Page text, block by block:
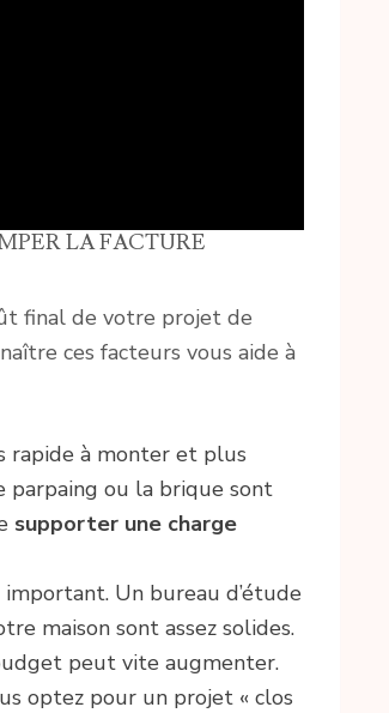
LA FACTURE
final de votre projet de
ces facteurs vous aide à
rapide à monter et plus
parpaing ou la brique sont
supporter une charge
Un bureau d’étude
maison sont assez solides.
peut vite augmenter.
optez pour un projet « clos